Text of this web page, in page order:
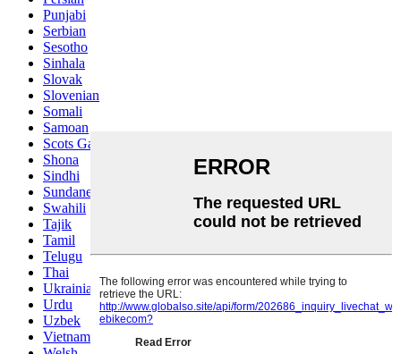
Punjabi
Serbian
Sesotho
Sinhala
Slovak
Slovenian
Somali
Samoan
Scots Gaelic
Shona
Sindhi
Sundanese
Swahili
Tajik
Tamil
Telugu
Thai
Ukrainian
Urdu
Uzbek
Vietnamese